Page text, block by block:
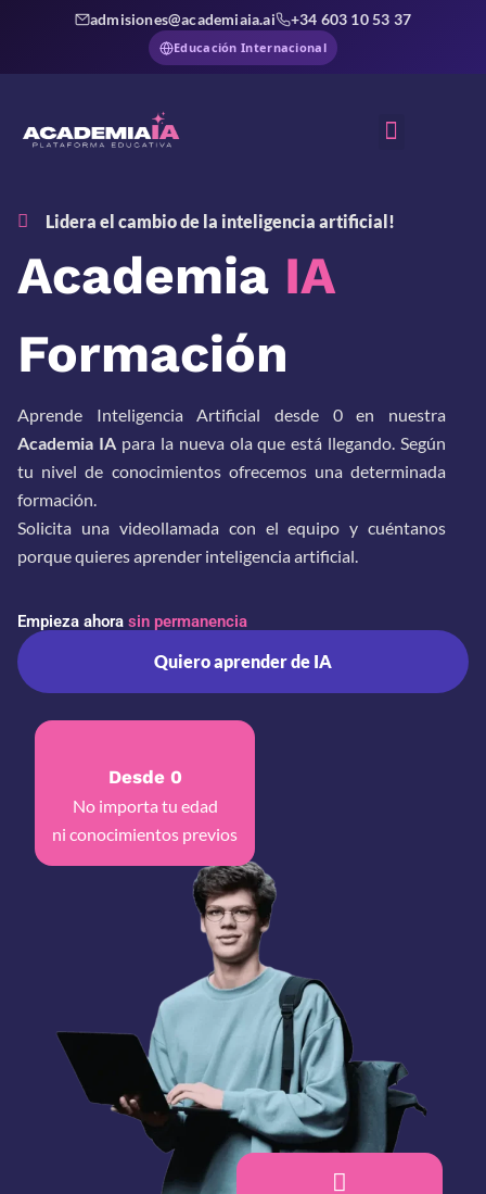
admisiones@academiaia.ai +34 603 10 53 37
Educación Internacional
Lidera el cambio de la inteligencia artificial!
Academia IA
Formación
Aprende Inteligencia Artificial desde 0 en nuestra
Academia IApara la nueva ola que está llegando. Según
tu nivel de conocimientos ofrecemos una determinada
formación.
Solicita una videollamada con el equipo y cuéntanos
porque quieres aprender inteligencia artificial.
Quiero aprender de IA
Empieza ahora sin permanencia
Desde 0
No importa tu edad
ni conocimientos previos